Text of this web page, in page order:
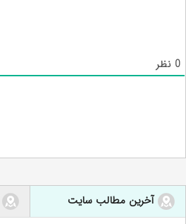
0 نظر
آخرین مطالب سایت